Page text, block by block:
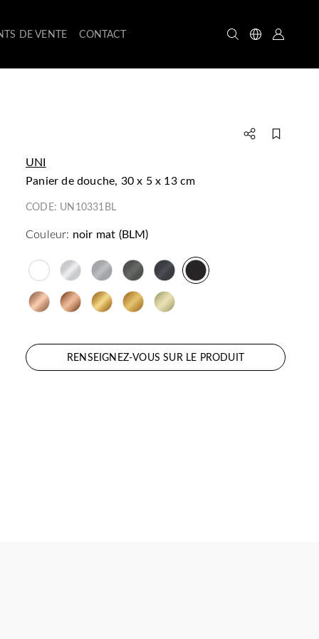
DE VENTE CONTACT
UNI
panier de douche, 30 x 5 x 13 cm
CODE: UN10331BL
Couleur: noir mat (BLM)
RENSEIGNEZ-VOUS SUR LE PRODUIT